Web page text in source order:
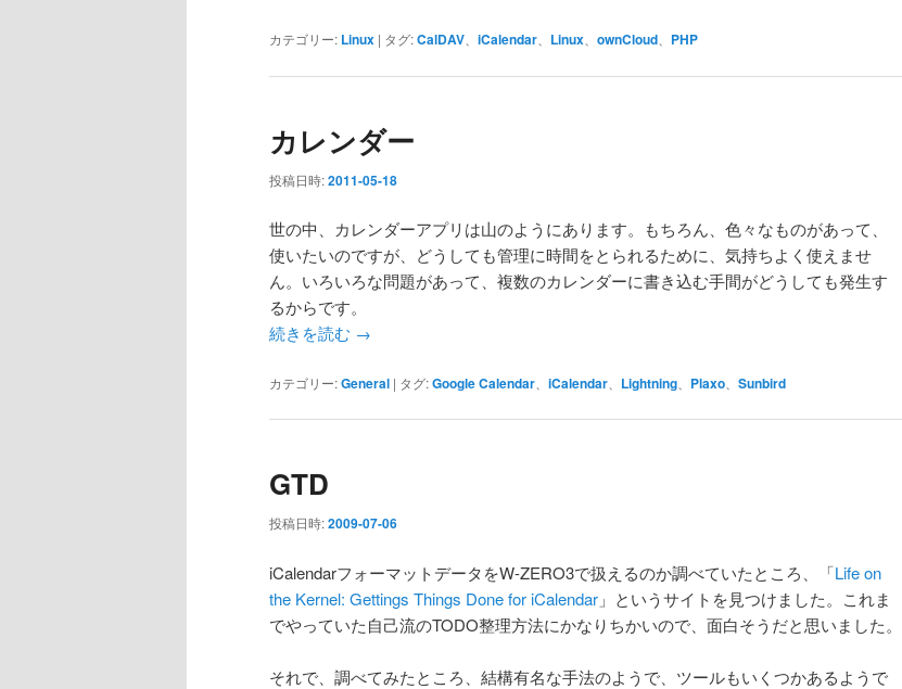
カテゴリー: Linux | タグ:CalDAV iCalendar Linux ownCloud PHP
カレンダー
投稿日時:2011-05-18
世の中、カレンダーアプリは山のようにあります。もちろん、色々なものがあって、
使いたいのですが、どうしても管理に時間をとられるために、気持ちよく使えませ
ん。いろいろな問題があって、複数のカレンダーに書き込む手間がどうしても発生す
るからです。
続きを読む →
カテゴリー:General | タグ:Google Calendar iCalendar Lightning Plaxo Sunbird
GTD
投稿日時:2009-07-06
iCalendarフォーマットデータをW-ZERO3で扱えるのか調べていたところ、「Life on
the Kernel: Gettings Things Done for iCalendar 」というサイトを見つけました。これま
でやっていた自己流のTODO整理方法にかなりちかいので、面白そうだと思いました。
それで、調べてみたところ、結構有名な手法のようで、ツールもいくつかあるようで